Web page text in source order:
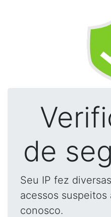
de
Seu IP fez
acessos
conosco.